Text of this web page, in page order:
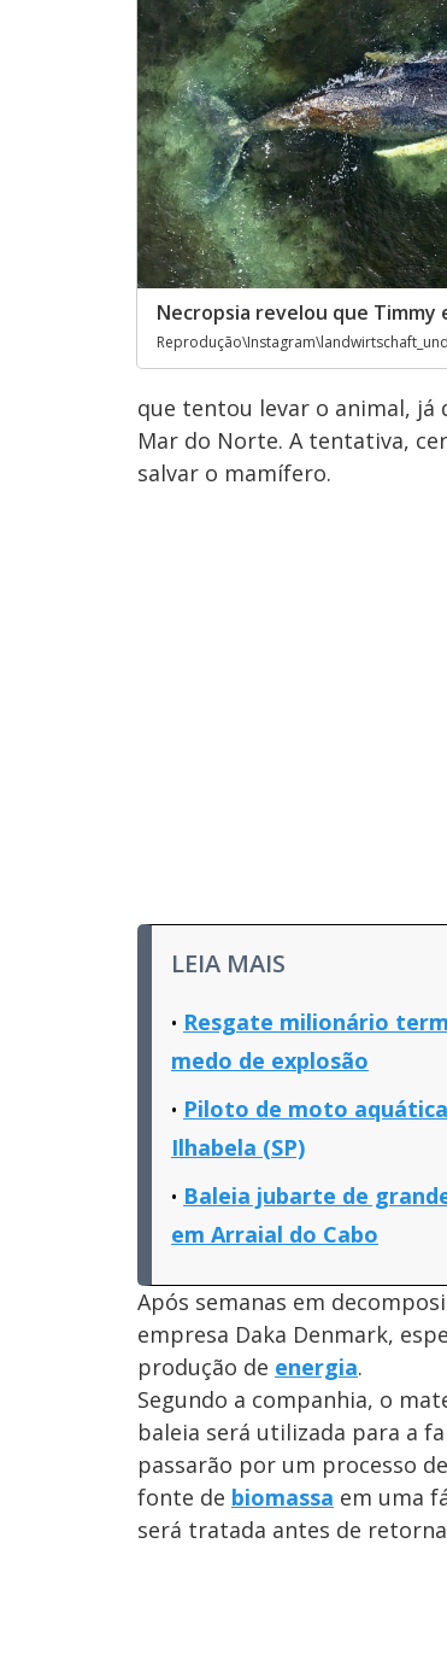
Necropsia revelou que Timmy
que tentou levar o animal,
Mar do Norte. A tentativa,
salvar o mamífero.
LEIA MAIS
Resgate milionário
medo de explosão
Piloto de moto
Ilhabela (SP)
Baleia jubarte de
em Arraial do Cabo
Após semanas em
empresa Daka Denmark,
produção de energia.
Segundo a companhia, o
baleia será utilizada para a
passarão por um processo
fonte de biomassa em uma
será tratada antes de